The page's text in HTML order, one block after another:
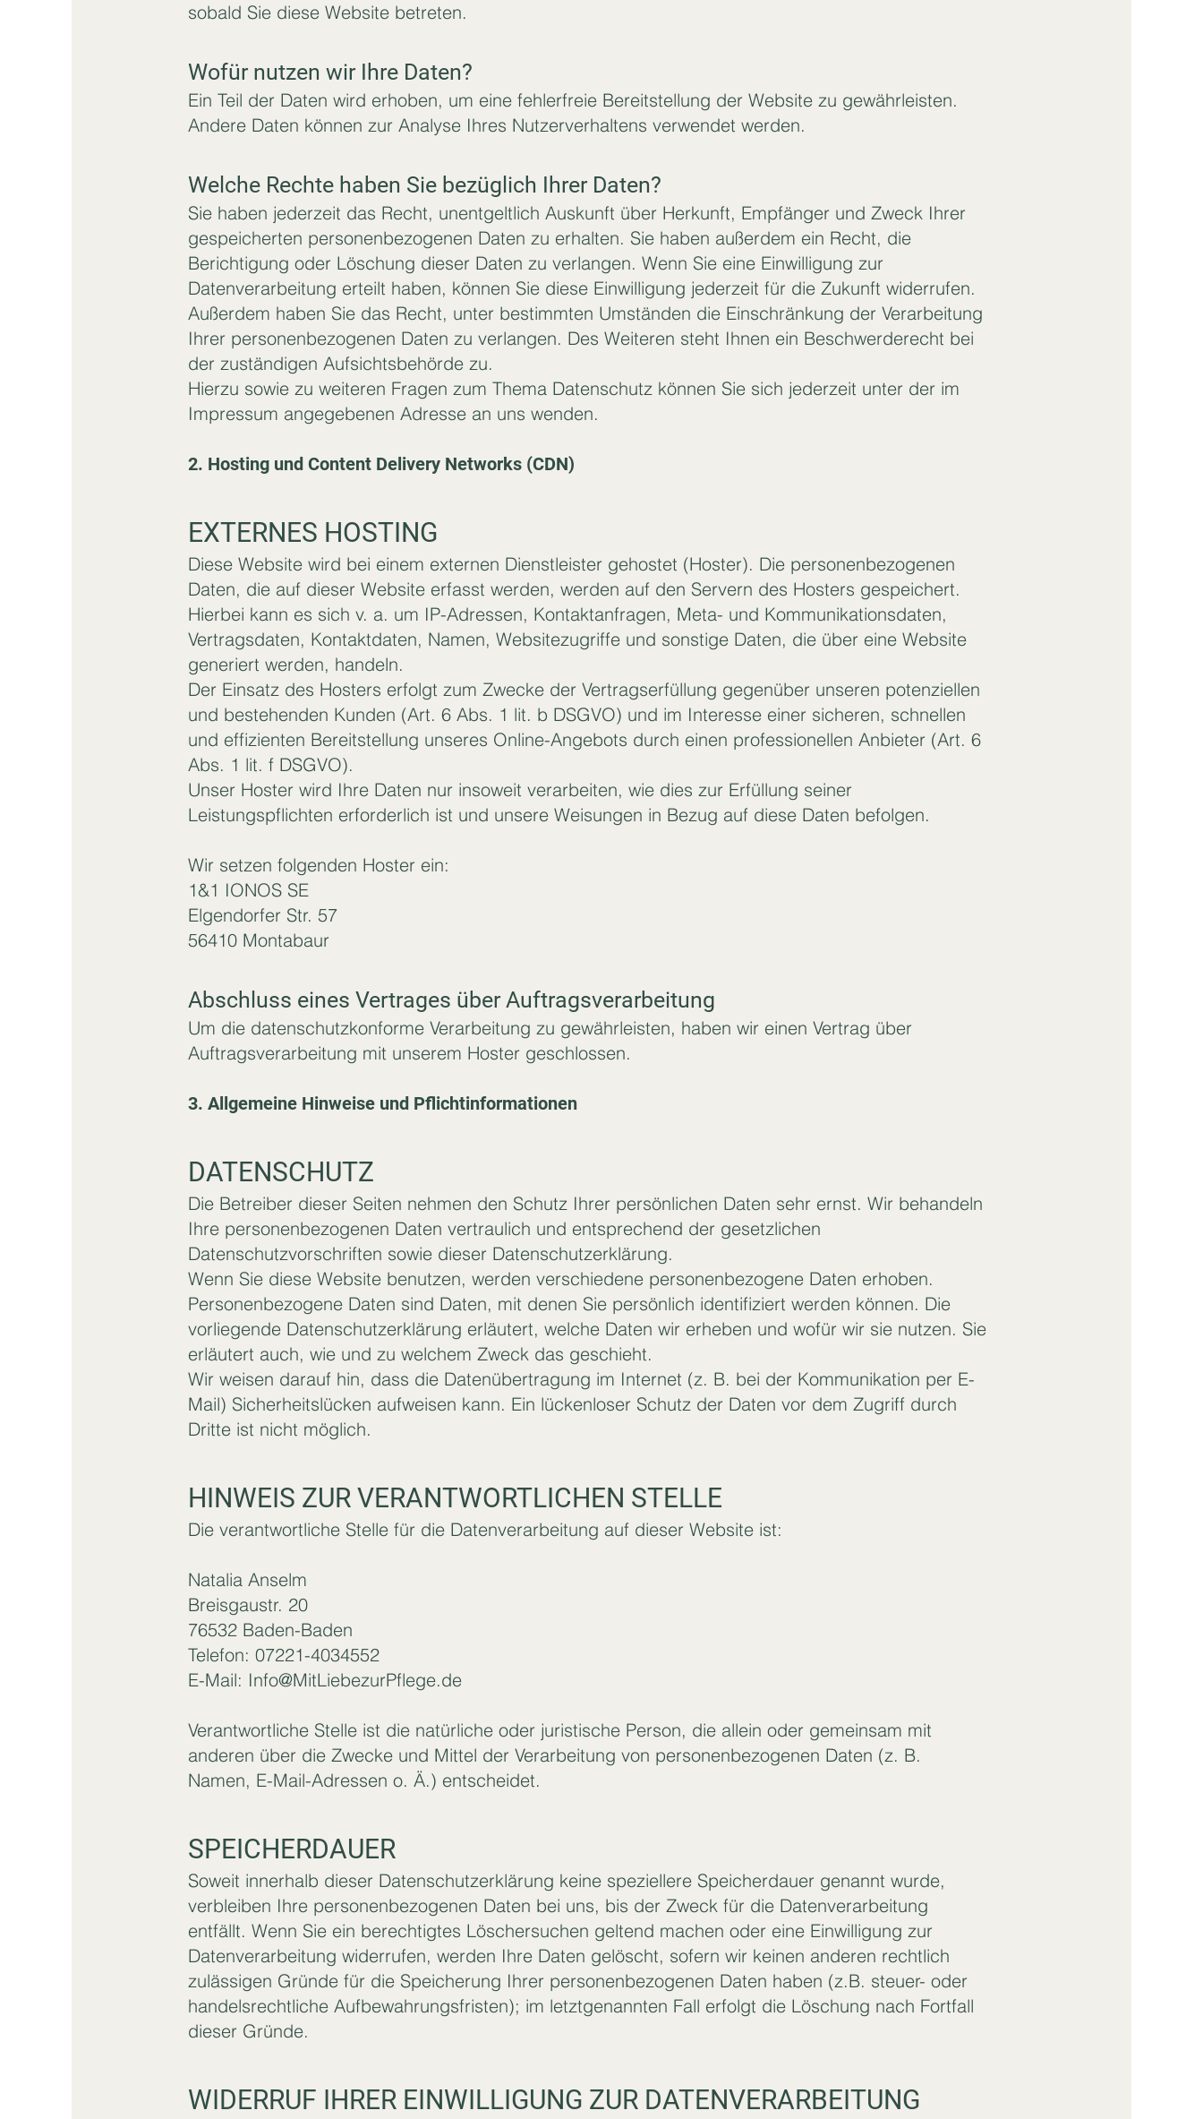
sobald Sie diese Website betreten.
Wofür nutzen wir Ihre Daten?
Ein Teil der Daten wird erhoben, um eine fehlerfreie Bereitstellung der Website zu gewährleisten.
Andere Daten können zur Analyse Ihres Nutzerverhaltens verwendet werden.
Welche Rechte haben Sie bezüglich Ihrer Daten?
Sie haben jederzeit das Recht, unentgeltlich Auskunft über Herkunft, Empfänger und Zweck Ihrer
gespeicherten personenbezogenen Daten zu erhalten. Sie haben außerdem ein Recht, die
Berichtigung oder Löschung dieser Daten zu verlangen. Wenn Sie eine Einwilligung zur
Datenverarbeitung erteilt haben, können Sie diese Einwilligung jederzeit für die Zukunft widerrufen.
Außerdem haben Sie das Recht, unter bestimmten Umständen die Einschränkung der Verarbeitung
Ihrer personenbezogenen Daten zu verlangen. Des Weiteren steht Ihnen ein Beschwerderecht bei
der zuständigen Aufsichtsbehörde zu.
Hierzu sowie zu weiteren Fragen zum Thema Datenschutz können Sie sich jederzeit unter der im
Impressum angegebenen Adresse an uns wenden.
2. Hosting und Content Delivery Networks (CDN)
EXTERNES HOSTING
Diese Website wird bei einem externen Dienstleister gehostet (Hoster). Die personenbezogenen
Daten, die auf dieser Website erfasst werden, werden auf den Servern des Hosters gespeichert.
Hierbei kann es sich v. a. um IP-Adressen, Kontaktanfragen, Meta- und Kommunikationsdaten,
Vertragsdaten, Kontaktdaten, Namen, Websitezugriffe und sonstige Daten, die über eine Website
generiert werden, handeln.
Der Einsatz des Hosters erfolgt zum Zwecke der Vertragserfüllung gegenüber unseren potenziellen
und bestehenden Kunden (Art. 6 Abs. 1 lit. b DSGVO) und im Interesse einer sicheren, schnellen
und effizienten Bereitstellung unseres Online-Angebots durch einen professionellen Anbieter (Art. 6
Abs. 1 lit. f DSGVO).
Unser Hoster wird Ihre Daten nur insoweit verarbeiten, wie dies zur Erfüllung seiner
Leistungspflichten erforderlich ist und unsere Weisungen in Bezug auf diese Daten befolgen.
Wir setzen folgenden Hoster ein:
1&1 IONOS SE
Elgendorfer Str. 57
56410 Montabaur
Abschluss eines Vertrages über Auftragsverarbeitung
Um die datenschutzkonforme Verarbeitung zu gewährleisten, haben wir einen Vertrag über
Auftragsverarbeitung mit unserem Hoster geschlossen.
3. Allgemeine Hinweise und Pflicht­informationen
DATENSCHUTZ
Die Betreiber dieser Seiten nehmen den Schutz Ihrer persönlichen Daten sehr ernst. Wir behandeln
Ihre personenbezogenen Daten vertraulich und entsprechend der gesetzlichen
Datenschutzvorschriften sowie dieser Datenschutzerklärung.
Wenn Sie diese Website benutzen, werden verschiedene personenbezogene Daten erhoben.
Personenbezogene Daten sind Daten, mit denen Sie persönlich identifiziert werden können. Die
vorliegende Datenschutzerklärung erläutert, welche Daten wir erheben und wofür wir sie nutzen. Sie
erläutert auch, wie und zu welchem Zweck das geschieht.
Wir weisen darauf hin, dass die Datenübertragung im Internet (z. B. bei der Kommunikation per E-
Mail) Sicherheitslücken aufweisen kann. Ein lückenloser Schutz der Daten vor dem Zugriff durch
Dritte ist nicht möglich.
HINWEIS ZUR VERANTWORTLICHEN STELLE
Die verantwortliche Stelle für die Datenverarbeitung auf dieser Website ist:
Natalia Anselm
Breisgaustr. 20
76532 Baden-Baden
Telefon: 07221-4034552
E-Mail: Info@MitLiebezurPflege.de
Verantwortliche Stelle ist die natürliche oder juristische Person, die allein oder gemeinsam mit
anderen über die Zwecke und Mittel der Verarbeitung von personenbezogenen Daten (z. B.
Namen, E-Mail-Adressen o. Ä.) entscheidet.
SPEICHERDAUER
Soweit innerhalb dieser Datenschutzerklärung keine speziellere Speicherdauer genannt wurde,
verbleiben Ihre personenbezogenen Daten bei uns, bis der Zweck für die Datenverarbeitung
entfällt. Wenn Sie ein berechtigtes Löschersuchen geltend machen oder eine Einwilligung zur
Datenverarbeitung widerrufen, werden Ihre Daten gelöscht, sofern wir keinen anderen rechtlich
zulässigen Gründe für die Speicherung Ihrer personenbezogenen Daten haben (z.B. steuer- oder
handelsrechtliche Aufbewahrungsfristen); im letztgenannten Fall erfolgt die Löschung nach Fortfall
dieser Gründe.
WIDERRUF IHRER EINWILLIGUNG ZUR DATENVERARBEITUNG